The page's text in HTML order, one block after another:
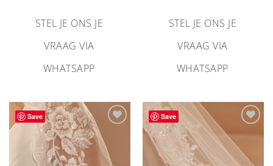
STEL JE ONS JE
VRAAG VIA
WHATSAPP
STEL JE ONS JE
VRAAG VIA
WHATSAPP
Save
Aan
verlanglijst
toevoegen
Save
verlanglijst
toevoegen